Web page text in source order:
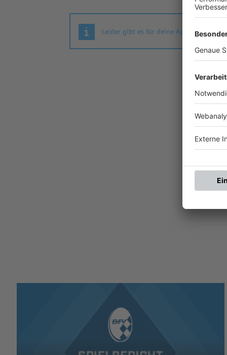
Leider gibt es für deine Auswahl keine